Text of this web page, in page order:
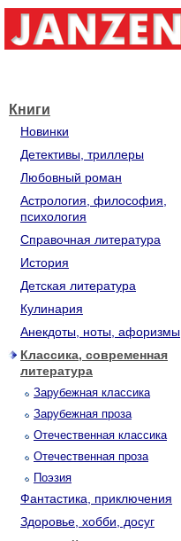
Книги
Новинки
Детективы, триллеры
Любовный роман
Астрология, философия,
психология
Справочная литература
История
Детская литература
Кулинария
Анекдоты, ноты, афоризмы
Классика, современная
литература
Зарубежная классика
Зарубежная проза
Отечественная классика
Отечественная проза
Поэзия
Фантастика, приключения
Здоровье, хобби, досуг